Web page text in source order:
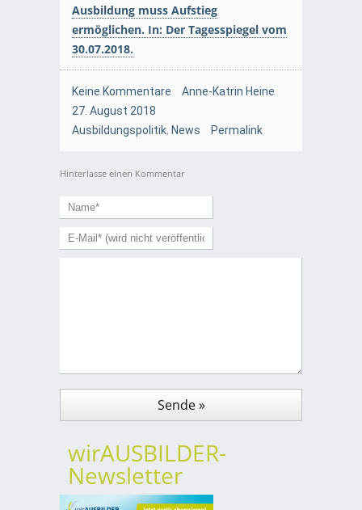
Ausbildung muss Aufstieg
ermöglichen. In: Der Tagesspiegel vom
30.07.2018.
Keine Kommentare
Anne-Katrin Heine
27. August 2018
Ausbildungspolitik, News Permalink
Hinterlasse einen Kommentar
wirAUSBILDER-
Newsletter